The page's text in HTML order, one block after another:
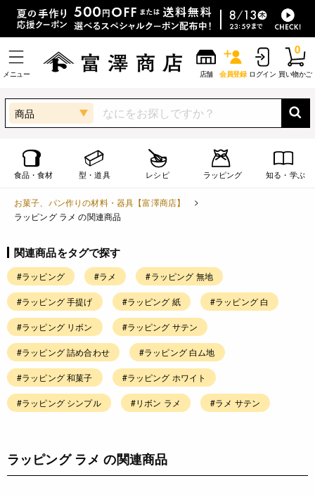
メニュー 店舗 会員登録 ログイン 買い物かご
0
商品
食品・食材 型・道具 レシピ ラッピング 知る・学ぶ
お菓子、パン作りの材料・器具【富澤商店】
ラッピング ラメ の関連商品
関連商品をタグで探す
#ラッピング #ラメ #ラッピング 無地
#ラッピング 手提げ #ラッピング 紙 #ラッピング 白
#ラッピング リボン #ラッピング サテン
#ラッピング 詰め合わせ #ラッピング 白ム地
#ラッピング 和菓子 #ラッピング ホワイト
#ラッピング シンプル #リボン ラメ #ラメ サテン
ラッピング ラメ の関連商品